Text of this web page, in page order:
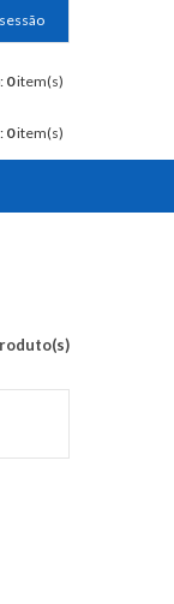
0item(s)
0item(s)